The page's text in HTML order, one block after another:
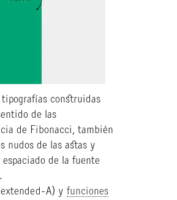
construidas
de las
de Fibonacci, también
nudos de las astas y
de la fuente
A) y funciones